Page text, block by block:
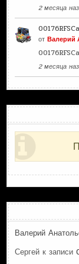
2 месяца
отВалерий
2 месяца
Валерий
Сергей к записи